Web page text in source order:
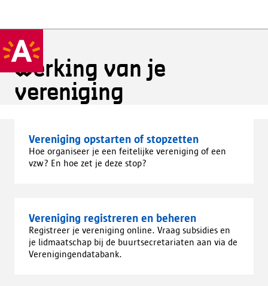
Werking van je
vereniging
Vereniging opstarten of stopzetten
Hoe organiseer je een feitelijke vereniging of een
vzw? En hoe zet je deze stop?
Vereniging registreren en beheren
Registreer je vereniging online. Vraag subsidies en
je lidmaatschap bij de buurtsecretariaten aan via de
Verenigingendatabank.